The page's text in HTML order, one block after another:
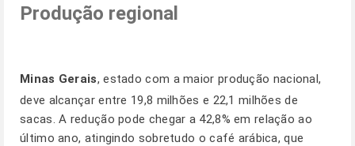
Produção regional
Minas Gerais, estado com a maior produção nacional,
deve alcançar entre 19,8 milhões e 22,1 milhões de
sacas. A redução pode chegar a 42,8% em relação ao
último ano, atingindo sobretudo o café arábica, que